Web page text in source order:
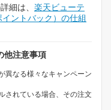
細は、 楽天ビューテ
ントバック）の仕組
他注意事項
異なる様々なキャンペーン
されている場合、その注文